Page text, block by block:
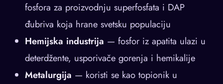
fosfora za proizvodnju superfosfata i DAP
đubriva koja hrane svetsku populaciju
Hemijska industrija — fosfor iz apatita ulazi u
deterdžente, usporivače gorenja i hemikalije
Metalurgija — koristi se kao topionik u